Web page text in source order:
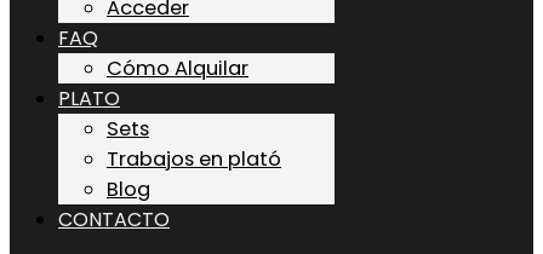
Acceder
FAQ
Cómo Alquilar
PLATO
Sets
Trabajos en plató
Blog
CONTACTO